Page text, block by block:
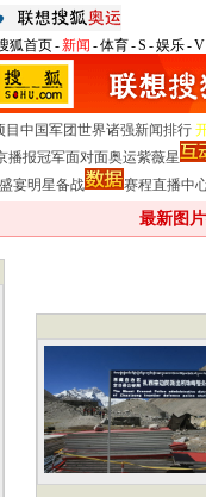
狐首页-新闻 -体育-S -娱乐-V
目 中国军团世界诸强新闻排行
播报冠军面对面奥运紫薇星
宴明星备战 赛程直播中
最新图